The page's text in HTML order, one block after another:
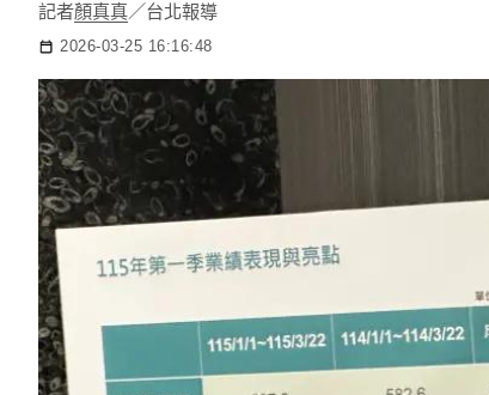
記者顏真真／台北報導
2026-03-25 16:16:48